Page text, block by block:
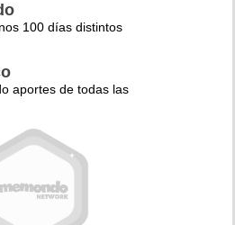
100 días distintos
aportes de todas las